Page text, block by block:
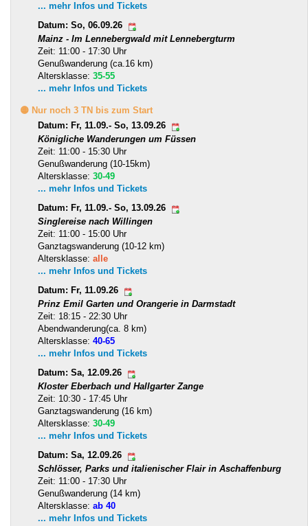
... mehr Infos und Tickets
Datum: So, 06.09.26
Mainz - Im Lennebergwald mit Lennebergturm
Zeit: 11:00 - 17:30 Uhr
Genußwanderung (ca.16 km)
Altersklasse: 35-55
... mehr Infos und Tickets
🟡 Nur noch 3 TN bis zum Start
Datum: Fr, 11.09.- So, 13.09.26
Königliche Wanderungen um Füssen
Zeit: 11:00 - 15:30 Uhr
Genußwanderung (10-15km)
Altersklasse: 30-49
... mehr Infos und Tickets
Datum: Fr, 11.09.- So, 13.09.26
Singlereise nach Willingen
Zeit: 11:00 - 15:00 Uhr
Ganztagswanderung (10-12 km)
Altersklasse: alle
... mehr Infos und Tickets
Datum: Fr, 11.09.26
Prinz Emil Garten und Orangerie in Darmstadt
Zeit: 18:15 - 22:30 Uhr
Abendwanderung(ca. 8 km)
Altersklasse: 40-65
... mehr Infos und Tickets
Datum: Sa, 12.09.26
Kloster Eberbach und Hallgarter Zange
Zeit: 10:30 - 17:45 Uhr
Ganztagswanderung (16 km)
Altersklasse: 30-49
... mehr Infos und Tickets
Datum: Sa, 12.09.26
Schlösser, Parks und italienischer Flair in Aschaffenburg
Zeit: 11:00 - 17:30 Uhr
Genußwanderung (14 km)
Altersklasse: ab 40
... mehr Infos und Tickets